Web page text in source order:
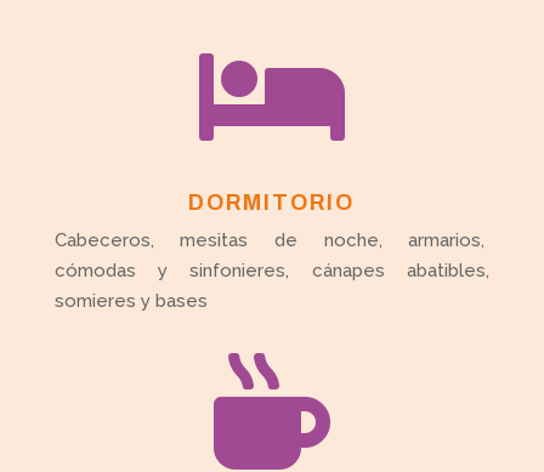

DORMITORIO
Cabeceros, mesitas de noche, armarios,
cómodas y sinfonieres, cánapes abatibles,
somieres y bases
